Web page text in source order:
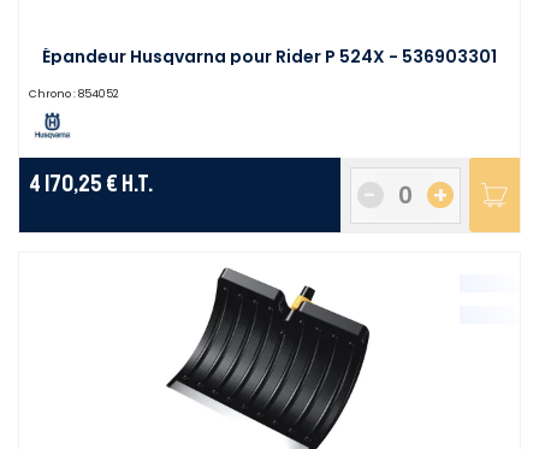
Épandeur Husqvarna pour Rider P 524X - 536903301
Chrono : 854052
4 170,25 € H.T. +
-